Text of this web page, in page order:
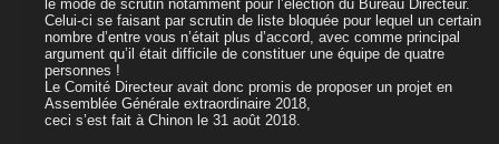
le mode de scrutin notamment pour l’élection du Bureau Directeur.
Celui-ci se faisant par scrutin de liste bloquée pour lequel un certain
nombre d’entre vous n’était plus d’accord, avec comme principal
argument qu’il était difficile de constituer une équipe de quatre
personnes !
Le Comité Directeur avait donc promis de proposer un projet en
Assemblée Générale extraordinaire 2018,
ceci s’est fait à Chinon le 31 août 2018.